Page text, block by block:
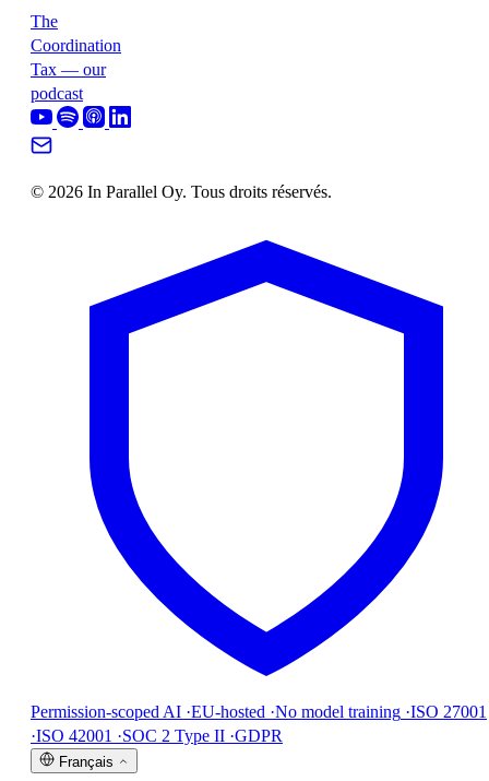
The
Coordination
Tax — our
podcast
© 2026 In Parallel Oy. Tous droits réservés.
Permission-scoped AI ·EU-hosted ·No model training ·ISO 27001
·ISO 42001 ·SOC 2 Type II ·GDPR
Français